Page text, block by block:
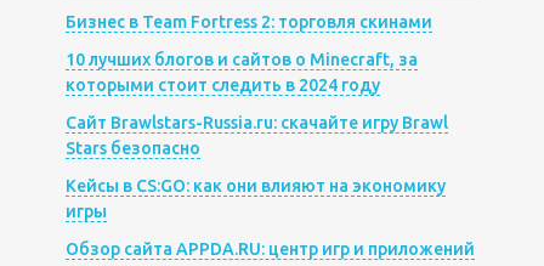
Бизнес в Team Fortress 2: торговля скинами
10 лучших блогов и сайтов о Minecraft, за
которыми стоит следить в 2024 году
Сайт Brawlstars-Russia.ru: скачайте игру Brawl
Stars безопасно
Кейсы в CS:GO: как они влияют на экономику
игры
Обзор сайта APPDA.RU: центр игр и приложений